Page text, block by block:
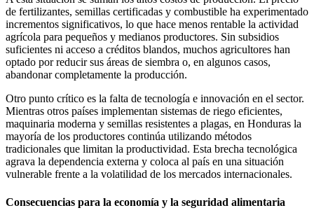
de fertilizantes, semillas certificadas y combustible ha experimentado
incrementos significativos, lo que hace menos rentable la actividad
agrícola para pequeños y medianos productores. Sin subsidios
suficientes ni acceso a créditos blandos, muchos agricultores han
optado por reducir sus áreas de siembra o, en algunos casos,
abandonar completamente la producción.
Otro punto crítico es la falta de tecnología e innovación en el sector.
Mientras otros países implementan sistemas de riego eficientes,
maquinaria moderna y semillas resistentes a plagas, en Honduras la
mayoría de los productores continúa utilizando métodos
tradicionales que limitan la productividad. Esta brecha tecnológica
agrava la dependencia externa y coloca al país en una situación
vulnerable frente a la volatilidad de los mercados internacionales.
Consecuencias para la economía y la seguridad alimentaria